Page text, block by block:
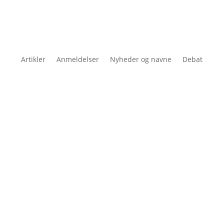
Artikler Anmeldelser Nyheder og navne Debat